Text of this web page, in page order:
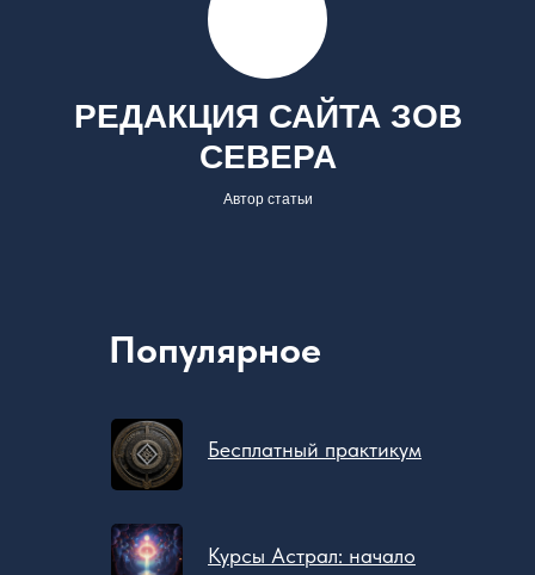
РЕДАКЦИЯ САЙТА ЗОВ
СЕВЕРА
Автор статьи
Курсы Астрал: начало
Бесплатный практикум
Популярное